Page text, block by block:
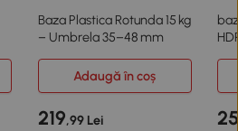
Baza Plastica Rotunda 15 kg
– Umbrela 35–48 mm
Adaugă în coș
219,99 Lei